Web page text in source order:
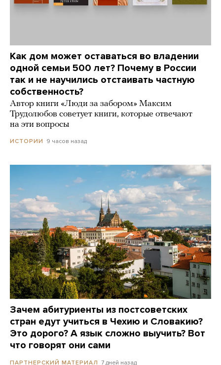
Как дом может оставаться во владении
одной семьи 500 лет? Почему в России
так и не научились отстаивать частную
собственность?
Автор книги «Люди за забором» Максим
Трудолюбов советует книги, которые отвечают
на эти вопросы
ИСТОРИИ 9 часов назад
Зачем абитуриенты из постсоветских
стран едут учиться в Чехию и Словакию?
Это дорого? А язык сложно выучить? Вот
что говорят они сами
ПАРТНЕРСКИЙ МАТЕРИАЛ 7 дней назад